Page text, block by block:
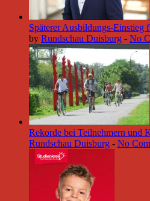
Späterer Ausbildungs-Einstieg
by Rundschau Duisburg - No
Rekorde bei Teilnehmern und
Rundschau Duisburg - No